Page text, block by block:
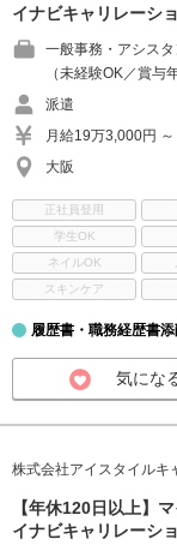
イナビキャリレーシ
一般事務・アシスタ
（未経験OK／賞
派遣
月給19万3,000円 ～
大阪
正社員登用
学生OK
ネイルOK
スキンケア
履歴書・職務経歴書添
気にな
株式会社アイスタイルキ
【年休120日以上】
イナビキャリレーシ